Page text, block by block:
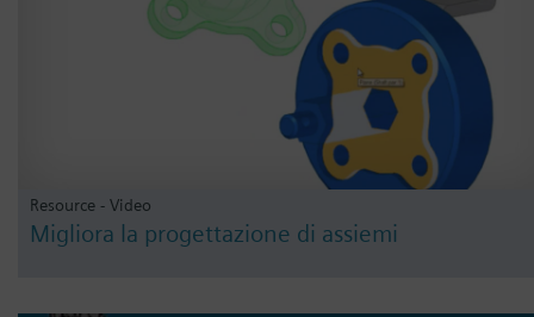
Resource - Video
Migliora la progettazione di assiemi